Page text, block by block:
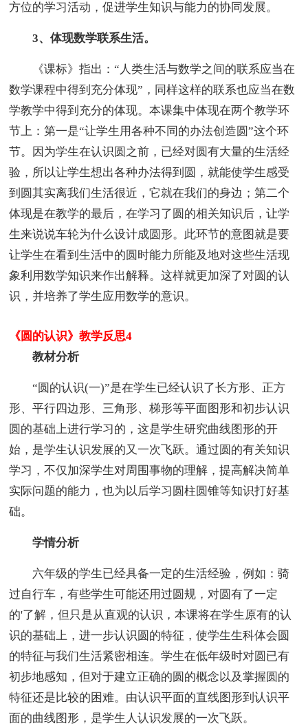
方位的学习活动，促进学生知识与能力的协同发展。
3、体现数学联系生活。
《课标》指出：“人类生活与数学之间的联系应当在
数学课程中得到充分体现”，同样这样的联系也应当在数
学教学中得到充分的体现。本课集中体现在两个教学环
节上：第一是“让学生用各种不同的办法创造圆”这个环
节。因为学生在认识圆之前，已经对圆有大量的生活经
验，所以让学生想出各种办法得到圆，就能使学生感受
到圆其实离我们生活很近，它就在我们的身边；第二个
体现是在教学的最后，在学习了圆的相关知识后，让学
生来说说车轮为什么设计成圆形。此环节的意图就是要
让学生在看到生活中的圆时能力所能及地对这些生活现
象利用数学知识来作出解释。这样就更加深了对圆的认
识，并培养了学生应用数学的意识。
《圆的认识》教学反思4
教材分析
“圆的认识(一)”是在学生已经认识了长方形、正方
形、平行四边形、三角形、梯形等平面图形和初步认识
圆的基础上进行学习的，这是学生研究曲线图形的开
始，是学生认识发展的又一次飞跃。通过圆的有关知识
学习，不仅加深学生对周围事物的理解，提高解决简单
实际问题的能力，也为以后学习圆柱圆锥等知识打好基
础。
学情分析
六年级的学生已经具备一定的生活经验，例如：骑
过自行车，有些学生可能还用过圆规，对圆有了一定
的'了解，但只是从直观的认识，本课将在学生原有的认
识的基础上，进一步认识圆的特征，使学生生科体会圆
的特征与我们生活紧密相连。学生在低年级时对圆已有
初步地感知，但对于建立正确的圆的概念以及掌握圆的
特征还是比较的困难。由认识平面的直线图形到认识平
面的曲线图形，是学生人认识发展的一次飞跃。